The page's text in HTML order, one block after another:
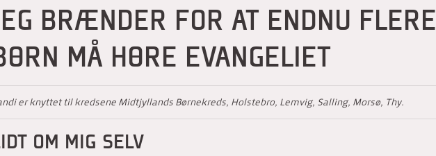
BRÆNDER FOR AT ENDNU FLERE
MÅ HØRE EVANGELIET
er knyttet til kredsene Midtjyllands Børnekreds, Holstebro, Lemvig, Salling, Morsø, Thy.
OM MIG SELV